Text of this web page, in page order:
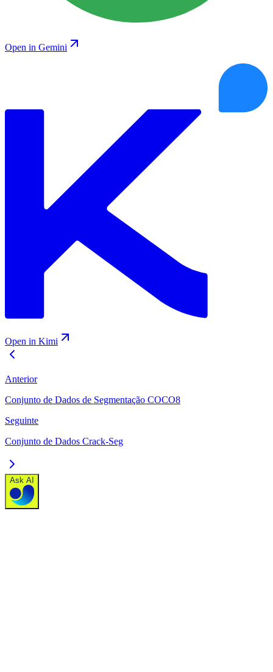
Open in Gemini
Open in Kimi
Anterior
Conjunto de Dados de Segmentação COCO8
Seguinte
Conjunto de Dados Crack-Seg
Ask AI